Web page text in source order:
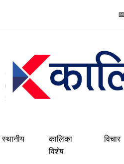
📅
कालिका
विशेष
विचार